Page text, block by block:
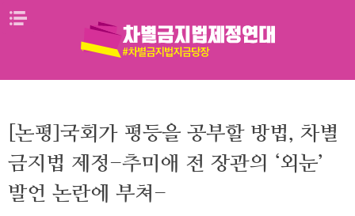
Skip
[논평]국회가 평등을 공부할 방법, 차별
금지법 제정-추미애 전 장관의 ‘외눈’
발언 논란에 부쳐-